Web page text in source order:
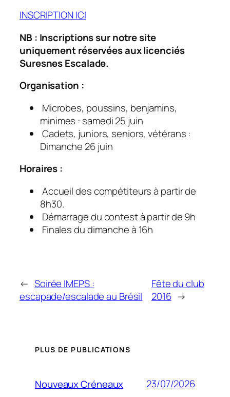
INSCRIPTION ICI
NB : Inscriptions sur notre site
uniquement réservées aux licenciés
Suresnes Escalade.
Organisation :
 Microbes, poussins, benjamins,
minimes : samedi 25 juin
Cadets, juniors, seniors, vétérans :
Dimanche 26 juin
Horaires :
 Accueil des compétiteurs à partir de
8h30.
 Démarrage du contest à partir de 9h
 Finales du dimanche à 16h
← Soirée IMEPS :
escapade/escalade au Brésil
Fête du club
2016 →
PLUS DE PUBLICATIONS
Nouveaux Créneaux 23/07/2026